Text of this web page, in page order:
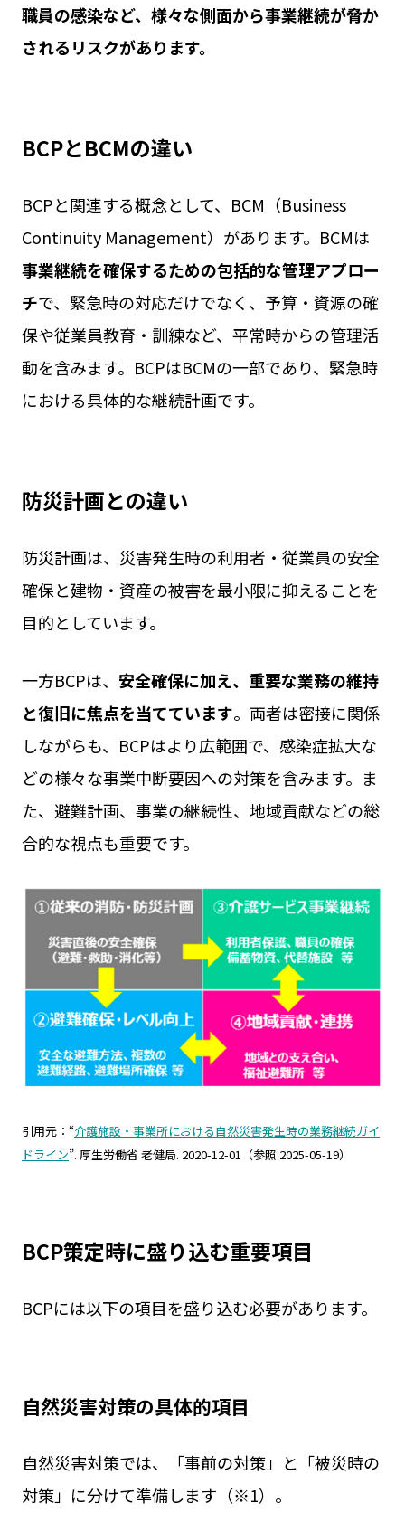
職員の感染など、様々な側面から事業継続が脅か
されるリスクがあります。
BCPとBCMの違い
BCPと関連する概念として、BCM（Business
Continuity Management）があります。BCMは
事業継続を確保するための包括的な管理アプロー
チで、緊急時の対応だけでなく、予算・資源の確
保や従業員教育・訓練など、平常時からの管理活
動を含みます。BCPはBCMの一部であり、緊急時
における具体的な継続計画です。
防災計画との違い
防災計画は、災害発生時の利用者・従業員の安全
確保と建物・資産の被害を最小限に抑えることを
目的としています。
一方BCPは、 安全確保に加え、重要な業務の維持
と復旧に焦点を当てています。両者は密接に関係
しながらも、BCPはより広範囲で、感染症拡大な
どの様々な事業中断要因への対策を含みます。ま
た、避難計画、事業の継続性、地域貢献などの総
合的な視点も重要です。
引用元：“介護施設・事業所における自然災害発生時の業務継続ガイ
ドライン”. 厚生労働省 老健局. 2020-12-01（参照 2025-05-19）
BCP策定時に盛り込む重要項目
BCPには以下の項目を盛り込む必要があります。
自然災害対策の具体的項目
自然災害対策では、「事前の対策」と「被災時の
対策」に分けて準備します（※1）。